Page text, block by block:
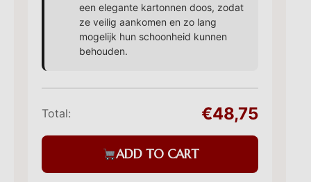
een elegante kartonnen doos, zodat
ze veilig aankomen en zo lang
mogelijk hun schoonheid kunnen
behouden.
Total: €48,75
ADD TO CART